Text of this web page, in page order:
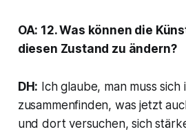
OA: 12. Was können die
diesen Zustand zu ändern?
DH: Ich glaube, man muss
zusammenfinden, was jetzt
und dort versuchen, sich